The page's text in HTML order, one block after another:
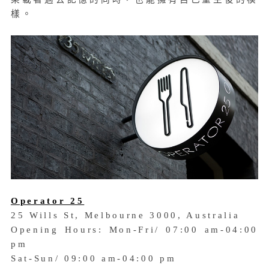
樣。
Operator 25
25 Wills St, Melbourne 3000, Australia
Opening Hours: Mon-Fri/ 07:00 am-04:00
pm
Sat-Sun/ 09:00 am-04:00 pm